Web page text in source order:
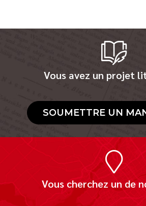
Vous avez un projet
SOUMETTRE UN
Vous cherchez un de